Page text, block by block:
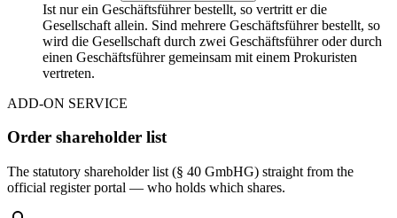
Ist nur ein Geschäftsführer bestellt, so vertritt er die
Gesellschaft allein. Sind mehrere Geschäftsführer bestellt, so
wird die Gesellschaft durch zwei Geschäftsführer oder durch
einen Geschäftsführer gemeinsam mit einem Prokuristen
vertreten.
ADD-ON SERVICE
Order shareholder list
The statutory shareholder list (§ 40 GmbHG) straight from the
official register portal — who holds which shares.